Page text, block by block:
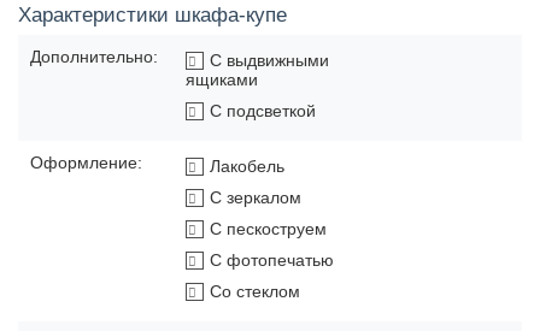
Характеристики шкафа-купе
Дополнительно:
С выдвижными
ящиками
С подсветкой
Оформление:
Лакобель
С зеркалом
С пескоструем
С фотопечатью
Со стеклом